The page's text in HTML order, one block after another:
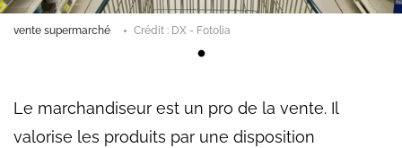
vente supermarché Crédit : DX - Fotolia
Le marchandiseur est un pro de la vente. Il
valorise les produits par une disposition